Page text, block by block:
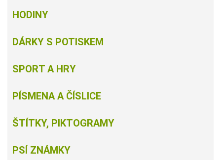
HODINY
DÁRKY S POTISKEM
SPORT A HRY
PÍSMENA A ČÍSLICE
ŠTÍTKY, PIKTOGRAMY
PSÍ ZNÁMKY